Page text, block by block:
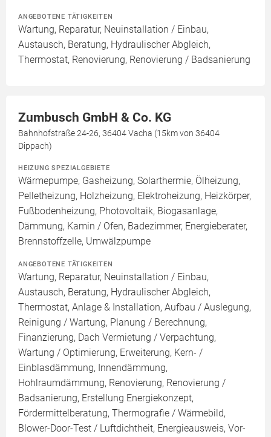
ANGEBOTENE TÄTIGKEITEN
Wartung, Reparatur, Neuinstallation / Einbau,
Austausch, Beratung, Hydraulischer Abgleich,
Thermostat, Renovierung, Renovierung / Badsanierung
Zumbusch GmbH & Co. KG
Bahnhofstraße 24-26, 36404 Vacha (15km von 36404
Dippach)
HEIZUNG SPEZIALGEBIETE
Wärmepumpe, Gasheizung, Solarthermie, Ölheizung,
Pelletheizung, Holzheizung, Elektroheizung, Heizkörper,
Fußbodenheizung, Photovoltaik, Biogasanlage,
Dämmung, Kamin / Ofen, Badezimmer, Energieberater,
Brennstoffzelle, Umwälzpumpe
ANGEBOTENE TÄTIGKEITEN
Wartung, Reparatur, Neuinstallation / Einbau,
Austausch, Beratung, Hydraulischer Abgleich,
Thermostat, Anlage & Installation, Aufbau / Auslegung,
Reinigung / Wartung, Planung / Berechnung,
Finanzierung, Dach Vermietung / Verpachtung,
Wartung / Optimierung, Erweiterung, Kern- /
Einblasdämmung, Innendämmung,
Hohlraumdämmung, Renovierung, Renovierung /
Badsanierung, Erstellung Energiekonzept,
Fördermittelberatung, Thermografie / Wärmebild,
Blower-Door-Test / Luftdichtheit, Energieausweis, Vor-